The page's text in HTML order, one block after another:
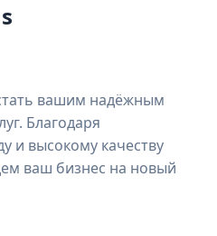
вашим надёжным
Благодаря
и высокому качеству
ваш бизнес на новый